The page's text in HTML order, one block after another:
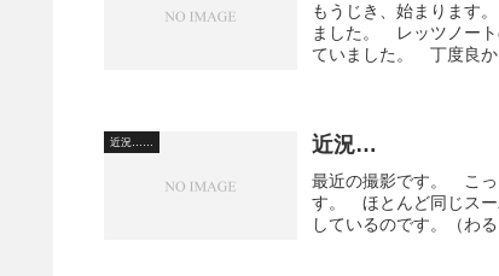
もうじき、始まります
ました。 レッツノー
ていました。 丁度良
近況…… 近況…
最近の撮影です。 こ
す。 ほとんど同じスー
しているのです。（わ